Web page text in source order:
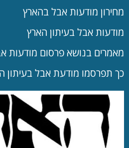
מחירון מודעות אבל בהארץ
מודעות אבל בעיתון הארץ
מאמרים בנושא פרסום מודעות
כך תפרסמו מודעת אבל בעיתון